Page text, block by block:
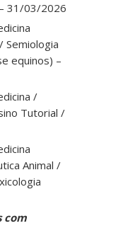
31/03/2026
Semiologia
equinos) –
/
Tutorial /
Animal /
com